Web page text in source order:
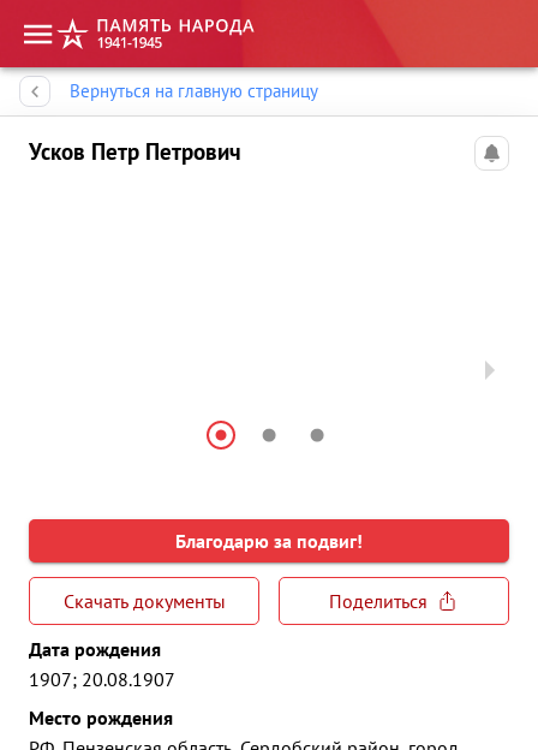
Вернуться на главную страницу
Усков Петр Петрович
Благодарю за подвиг!
Скачать документы
Поделиться
Дата рождения
1907; 20.08.1907
Место рождения
Память народа